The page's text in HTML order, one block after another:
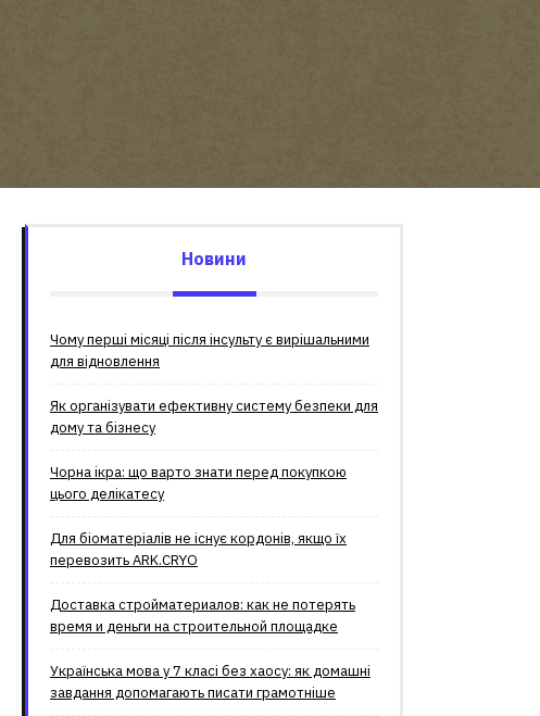
Новини
Чому перші місяці після інсульту є вирішальними
для відновлення
Як організувати ефективну систему безпеки для
дому та бізнесу
Чорна ікра: що варто знати перед покупкою
цього делікатесу
Для біоматеріалів не існує кордонів, якщо їх
перевозить ARK.CRYO
Доставка стройматериалов: как не потерять
время и деньги на строительной площадке
Українська мова у 7 класі без хаосу: як домашні
завдання допомагають писати грамотніше